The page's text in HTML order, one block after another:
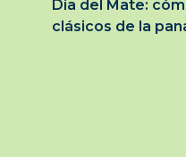
Día del Mate:
clásicos de la